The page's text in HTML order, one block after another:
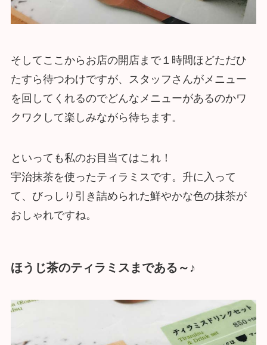
そしてここからお店の開店まで１時間ほどただひ
たすら待つわけですが、スタッフさんがメニュー
を回してくれるのでどんなメニューがあるのかワ
クワクして楽しみながら待ちます。
といっても私のお目当てはこれ！
宇治抹茶を使ったティラミスです。升に入って
て、びっしり引き詰められた鮮やかな色の抹茶が
おしゃれですね。
ほうじ茶のティラミスまである～♪